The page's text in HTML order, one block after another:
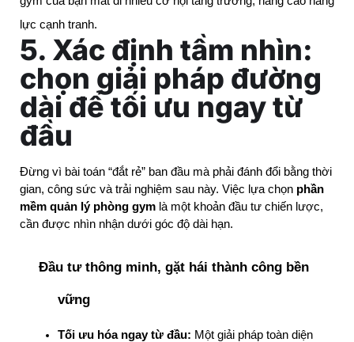
lực cạnh tranh.
5. Xác định tầm nhìn:
chọn giải pháp đường
dài để tối ưu ngay từ
đầu
Đừng vì bài toán “đắt rẻ” ban đầu mà phải đánh đổi bằng thời
gian, công sức và trải nghiệm sau này. Việc lựa chọn phần
mềm quản lý phòng gym là một khoản đầu tư chiến lược,
cần được nhìn nhận dưới góc độ dài hạn.
Đầu tư thông minh, gặt hái thành công bền
vững
Tối ưu hóa ngay từ đầu: Một giải pháp toàn diện